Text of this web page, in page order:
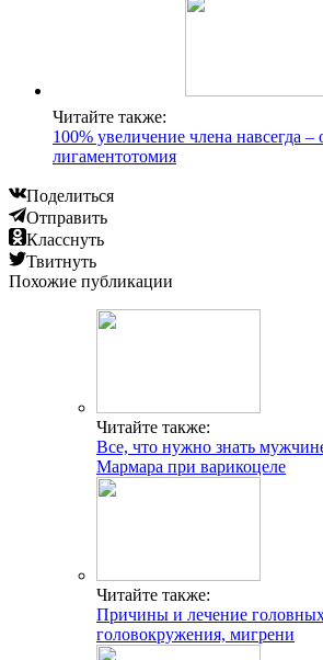
Читайте также:
100% увеличение члена навсегда –
лигаментотомия
Поделиться
Отправить
Класснуть
Твитнуть
Похожие публикации
Читайте также:
Все, что нужно знать
Мармара при варикоцеле
Читайте также:
Причины и лечение
головокружения, мигрени